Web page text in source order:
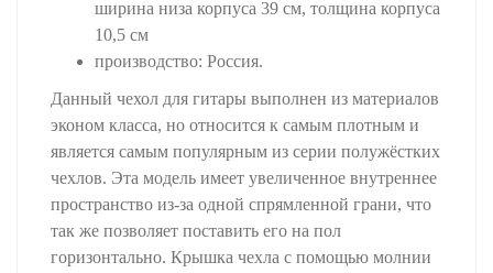
ширина низа корпуса 39 см, толщина корпуса
10,5 см
производство: Россия.
Данный чехол для гитары выполнен из материалов
эконом класса, но относится к самым плотным и
является самым популярным из серии полужёстких
чехлов. Эта модель имеет увеличенное внутреннее
пространство из-за одной спрямленной грани, что
так же позволяет поставить его на пол
горизонтально. Крышка чехла с помощью молнии